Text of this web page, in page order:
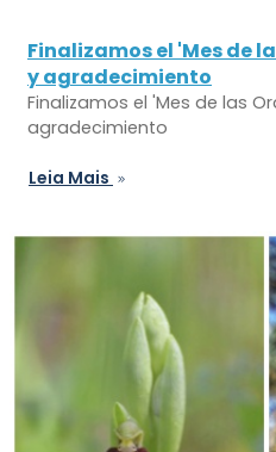
Finalizamos el 'Mes de
y agradecimiento
Finalizamos el 'Mes de las
agradecimiento
Leia Mais